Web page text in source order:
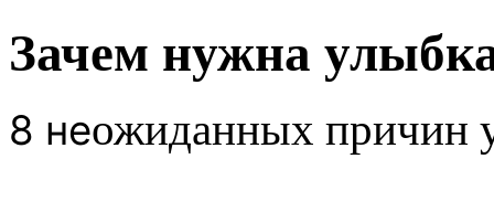
Зачем нужна
8 неожиданных причин